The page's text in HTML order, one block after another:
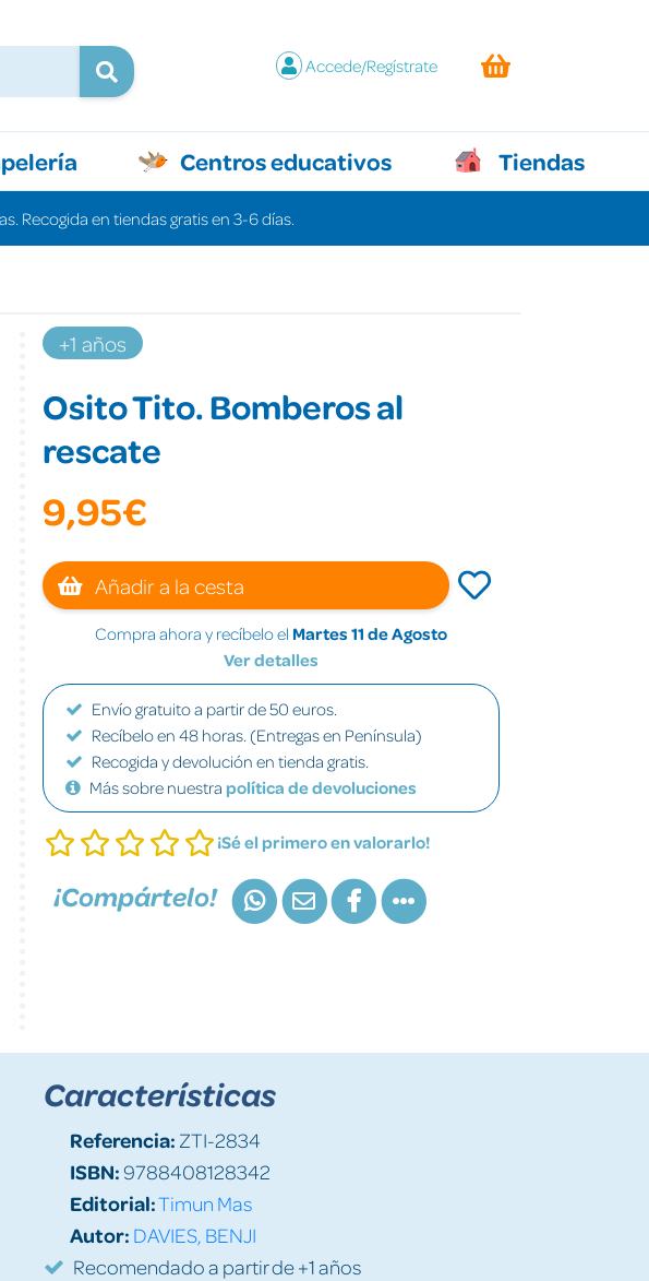
Accede/Regístrate
Centros educativos Tiendas
Recogida en tiendas gratis en 3-6 días.
+1 años
Osito Tito. Bomberos al
rescate
9,95€
Añadir a la cesta
Compra ahora y recíbelo el Martes 11 de Agosto
Ver detalles
Envío gratuito a partir de 50 euros.
Recíbelo en 48 horas. (Entregas en Península)
Recogida y devolución en tienda gratis.
Más sobre nuestra política de devoluciones
¡Sé el primero en valorarlo!
¡Compártelo!
Características
Referencia: ZTI-2834
ISBN:9788408128342
Editorial:Timun Mas
Autor: DAVIES, BENJI
Recomendado a partir de +1 años